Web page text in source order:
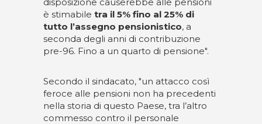
è stimabile tra il 5% fino al 25% di
tutto l’assegno pensionistico, a
seconda degli anni di contribuzione
pre-96. Fino a un quarto di pensione".
Secondo il sindacato, "un attacco così
feroce alle pensioni non ha precedenti
nella storia di questo Paese, tra l’altro
commesso contro il personale